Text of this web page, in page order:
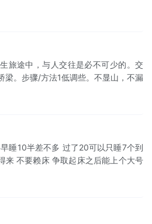
谈的机会。还有可能，它将引起其他
旅途中，与人交往是必不可少的。交
梁。步骤/方法1低调些。不显山，不漏
，不哗众取宠，不嫉贤妒能。与人相
睡10半差不多 过了20可以只睡7个到
来 不要赖床 争取起床之后能上个大号
早餐 早餐非常重要!!!本人好养生 下面